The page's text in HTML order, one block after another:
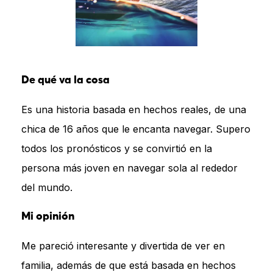
De qué va la cosa
Es una historia basada en hechos reales, de una
chica de 16 años que le encanta navegar. Supero
todos los pronósticos y se convirtió en la
persona más joven en navegar sola al rededor
del mundo.
Mi opinión
Me pareció interesante y divertida de ver en
familia, además de que está basada en hechos